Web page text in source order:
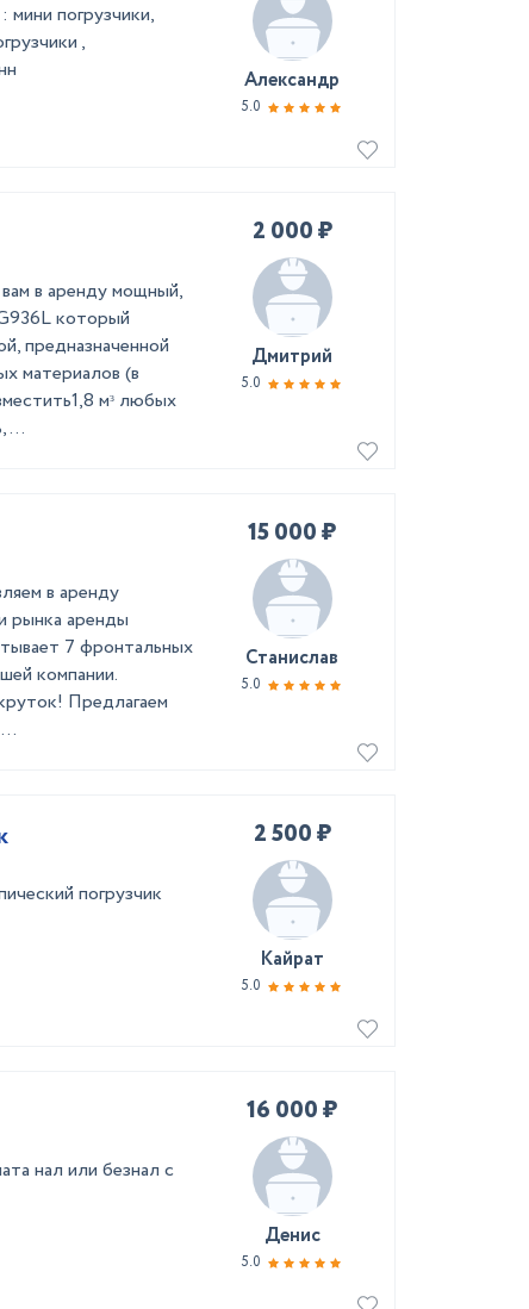
погрузчики,
,
Александр
5.0
в аренду мощный,
который
предназначенной
материалов (в
мᶟ любых
...
2 000 ₽
Дмитрий
5.0
в аренду
рынка аренды
7 фронтальных
компании.
Предлагаем
15 000 ₽
Станислав
5.0
погрузчик
2 500 ₽
Кайрат
5.0
нал или безнал с
16 000 ₽
Денис
5.0